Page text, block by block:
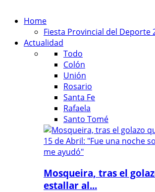
Home
Fiesta Provincial del Deporte
Actualidad
Todo
Colón
Unión
Rosario
Santa Fe
Rafaela
Santo Tomé
Mosqueira, tras el
estallar al...